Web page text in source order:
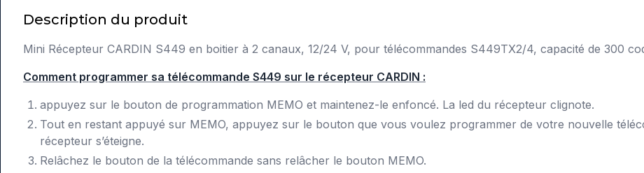
Description du produit
Mini Récepteur CARDIN S449 en boitier à 2 canaux, 12/24 V, pour télécommandes S449TX2/4, capacité de 300
Comment programmer sa télécommande S449 sur le récepteur CARDIN :
appuyez sur le bouton de programmation MEMO et maintenez-le enfoncé. La led du récepteur clignote.
Tout en restant appuyé sur MEMO, appuyez sur le bouton que vous voulez programmer de votre nouvelle
récepteur s’éteigne.
Relâchez le bouton de la télécommande sans relâcher le bouton MEMO.